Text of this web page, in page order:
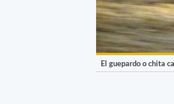
El guepardo o chita